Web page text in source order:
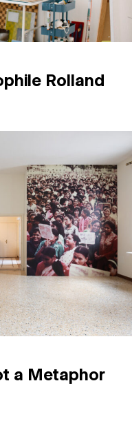
Rolland
a Metaphor